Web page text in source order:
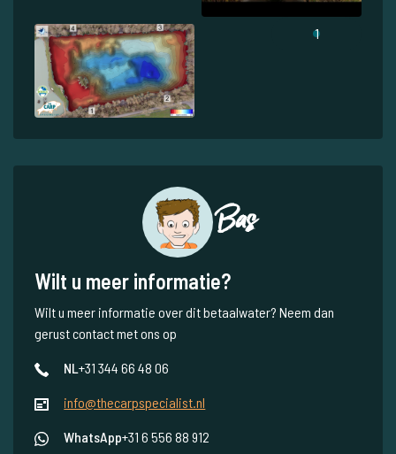
1
Bas
Wilt u meer informatie?
Wilt u meer informatie over dit betaalwater? Neem dan
gerust contact met ons op
NL+31 344 66 48 06
info@thecarpspecialist.nl
WhatsApp+31 6 556 88 912